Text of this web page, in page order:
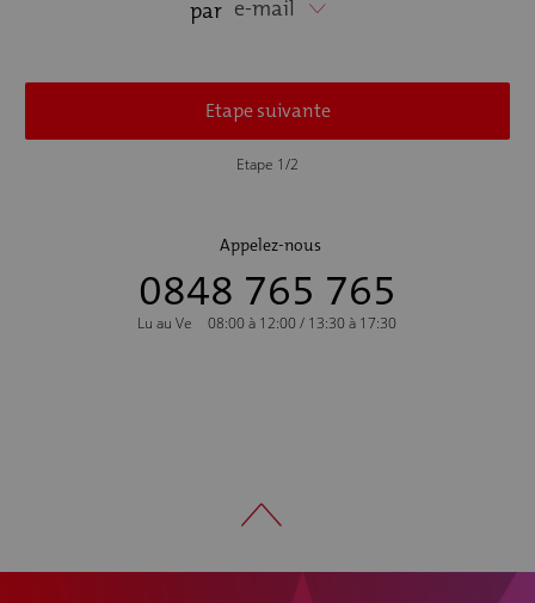
par e-mail
Etape suivante
Etape 1/2
Appelez-nous
0848 765 765
Lu au Ve 08:00 à 12:00 / 13:30 à 17:30